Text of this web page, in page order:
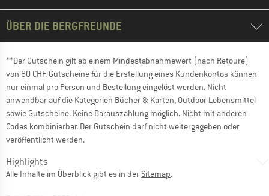
ÜBER DIE BERGFREUNDE
**Der Gutschein gilt ab einem Mindestabnahmewert (nach Retoure)
von 80 CHF. Gutscheine für die Erstellung eines Kundenkontos können
nur einmal pro Person und Bestellung eingelöst werden. Nicht
anwendbar auf die Kategorien Bücher & Karten, Outdoor Lebensmittel
sowie Gutscheine. Keine Barauszahlung möglich. Nicht mit anderen
Codes kombinierbar. Der Gutschein darf nicht weitergegeben oder
veröffentlicht werden.
Highlights
Alle Inhalte im Überblick gibt es in der Sitemap.